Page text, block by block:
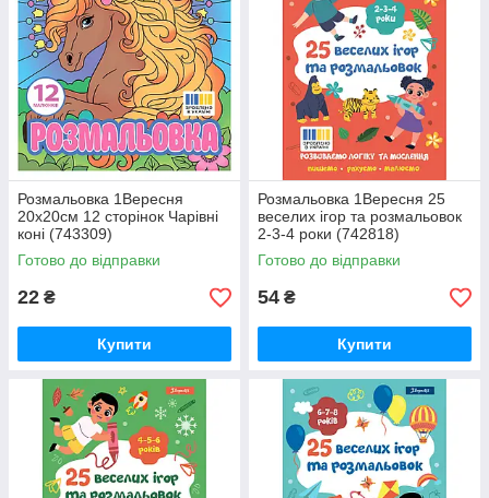
Розмальовка 1Вересня
20х20см 12 сторінок Чарівні
коні (743309)
Готово до відправки
22 ₴
Купити
Розмальовка 1Вересня 25
веселих ігор та розмальовок
2-3-4 роки (742818)
Готово до відправки
54 ₴
Купити